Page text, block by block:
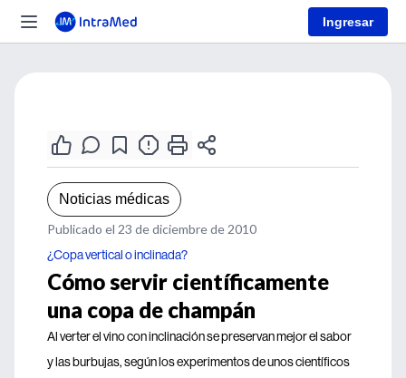
Ingresar
Noticias médicas
Publicado el 23 de diciembre de 2010
¿Copa vertical o inclinada?
Cómo servir científicamente
una copa de champán
Al verter el vino con inclinación se preservan mejor el sabor
y las burbujas, según los experimentos de unos científicos